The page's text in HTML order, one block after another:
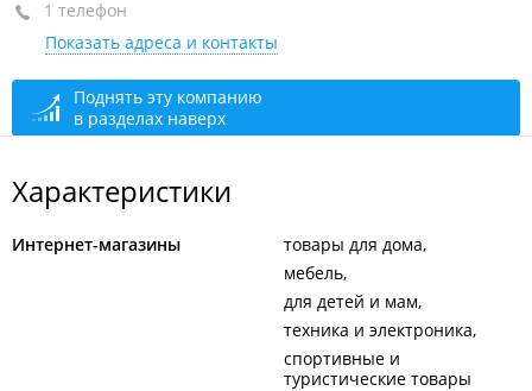
1-й этаж
+7 914 705-70-81
закрыто, откроется в 10:30
1 телефон
Показать адреса и контакты
Поднять эту компанию
в разделах наверх
Характеристики
Интернет-магазины
товары для дома
мебель
для детей и мам
техника и электроника
спортивные и
туристические товары